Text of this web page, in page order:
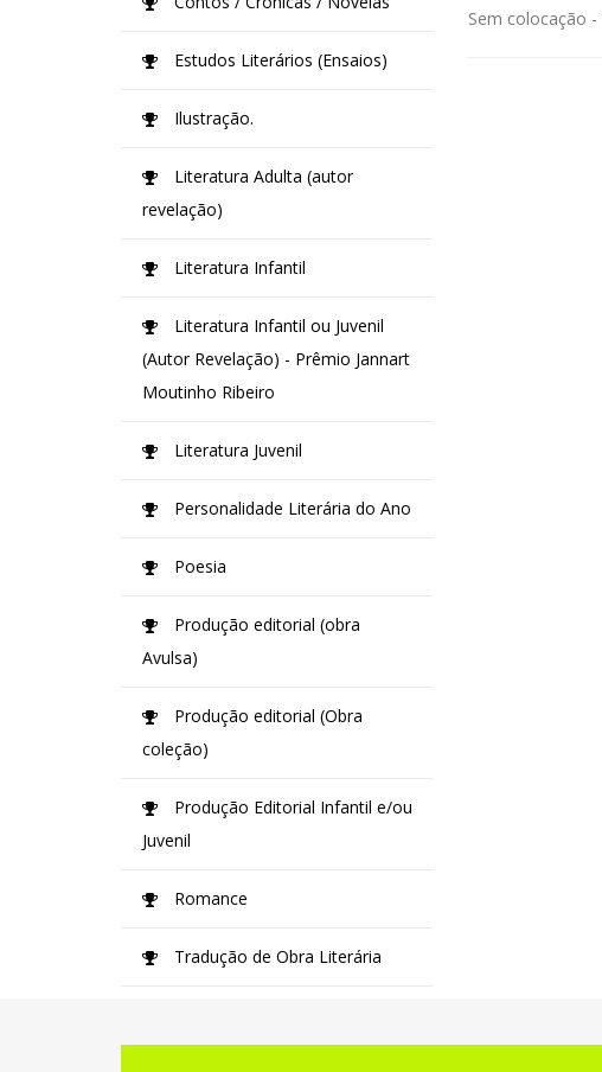
Sem colocação -
Estudos Literários (Ensaios)
Ilustração.
Literatura Adulta (autor
revelação)
Literatura Infantil
Literatura Infantil ou Juvenil
(Autor Revelação) - Prêmio Jannart
Moutinho Ribeiro
Literatura Juvenil
Personalidade Literária do Ano
Poesia
Produção editorial (obra
Avulsa)
Produção editorial (Obra
coleção)
Produção Editorial Infantil e/ou
Juvenil
Romance
Tradução de Obra Literária